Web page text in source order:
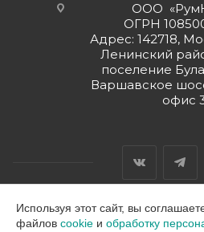
ООО
ОГРН
Адрес: 142718,
Ленинский
поселение
Варшавское
офис
Используя этот сайт, вы
файлов cookie и обработку